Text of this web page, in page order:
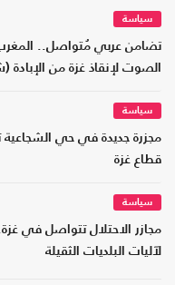
سياسة
تضامن عربي مُتواصل.. المغرب
الصوت لإنقاذ غزة من الإبادة
سياسة
مجزرة جديدة في حي
قطاع غزة
سياسة
مجازر الاحتلال تتواصل في
لآليات البلديات الثقيلة